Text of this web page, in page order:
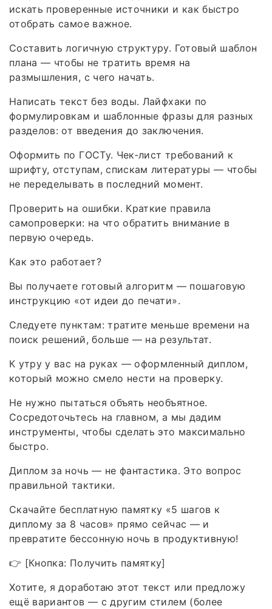
искать проверенные источники и как быстро
отобрать самое важное.
Составить логичную структуру. Готовый шаблон
плана — чтобы не тратить время на
размышления, с чего начать.
Написать текст без воды. Лайфхаки по
формулировкам и шаблонные фразы для разных
разделов: от введения до заключения.
Оформить по ГОСТу. Чек‑лист требований к
шрифту, отступам, спискам литературы — чтобы
не переделывать в последний момент.
Проверить на ошибки. Краткие правила
самопроверки: на что обратить внимание в
первую очередь.
Как это работает?
Вы получаете готовый алгоритм — пошаговую
инструкцию «от идеи до печати».
Следуете пунктам: тратите меньше времени на
поиск решений, больше — на результат.
К утру у вас на руках — оформленный диплом,
который можно смело нести на проверку.
Не нужно пытаться объять необъятное.
Сосредоточьтесь на главном, а мы дадим
инструменты, чтобы сделать это максимально
быстро.
Диплом за ночь — не фантастика. Это вопрос
правильной тактики.
Скачайте бесплатную памятку «5 шагов к
диплому за 8 часов» прямо сейчас — и
превратите бессонную ночь в продуктивную!
👉 [Кнопка: Получить памятку]
Хотите, я доработаю этот текст или предложу
ещё вариантов — с другим стилем (более